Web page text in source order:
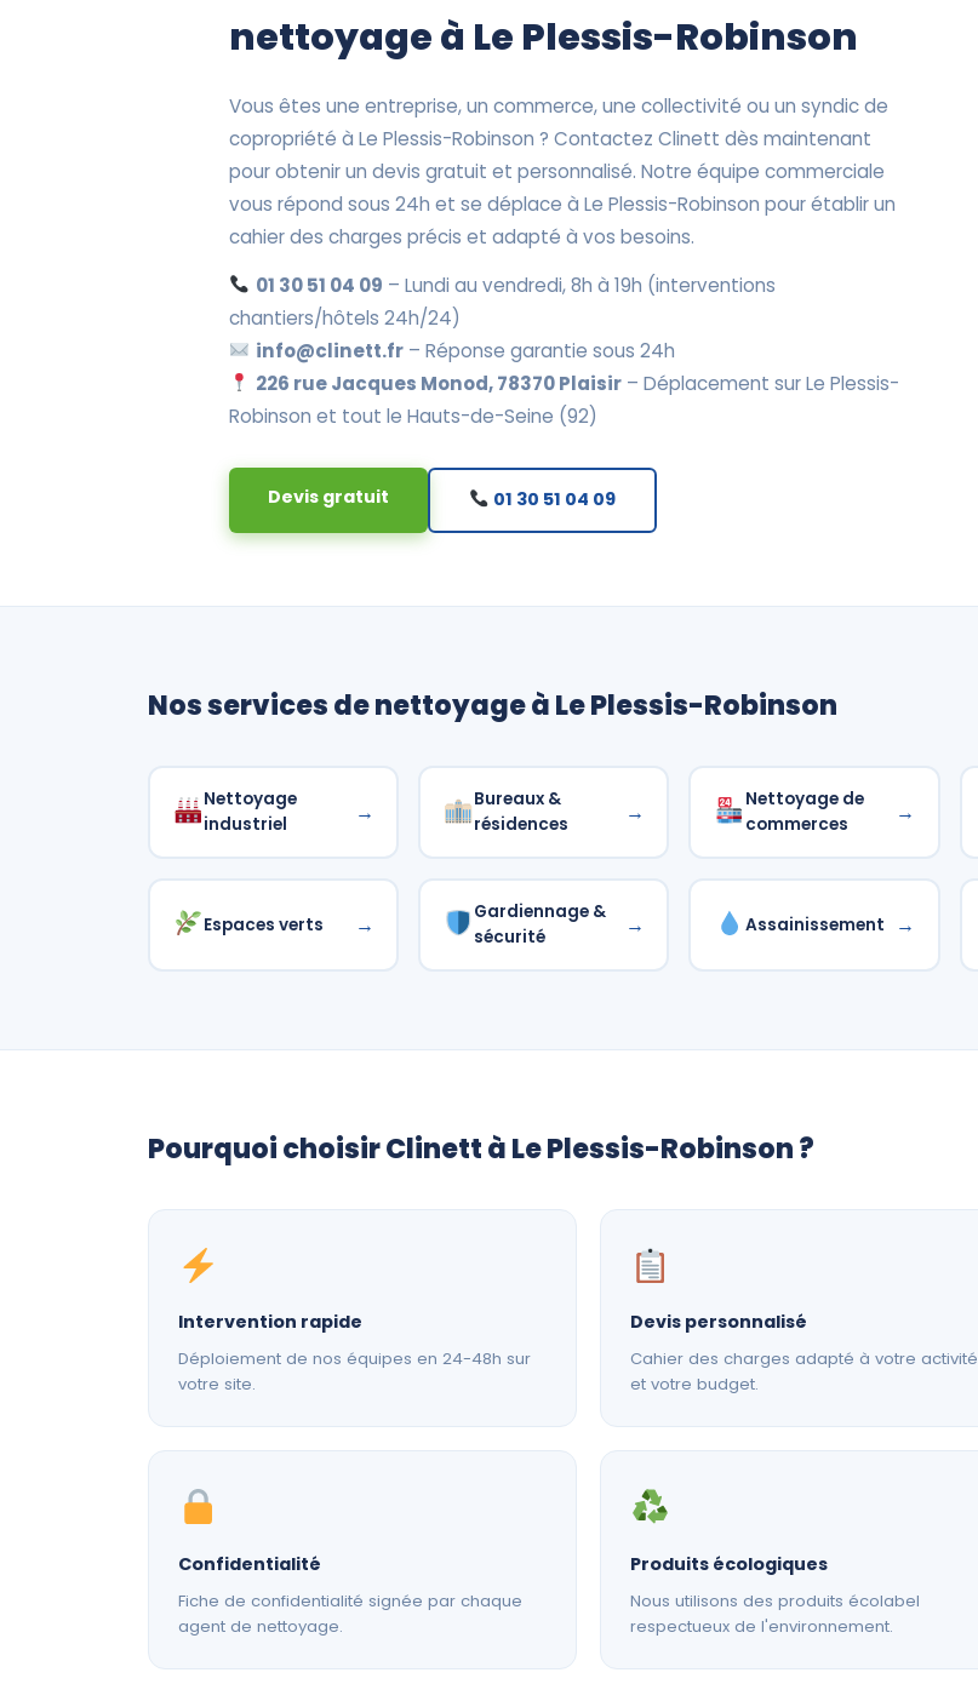
nettoyage à Le Plessis-Robinson
Vous êtes une entreprise, un commerce, une collectivité ou un syndic de
copropriété à Le Plessis-Robinson ? Contactez Clinett dès maintenant
pour obtenir un devis gratuit et personnalisé. Notre équipe commerciale
vous répond sous 24h et se déplace à Le Plessis-Robinson pour établir un
cahier des charges précis et adapté à vos besoins.
01 30 51 04 09 – Lundi au vendredi, 8h à 19h (interventions
chantiers/hôtels 24h/24)
info@clinett.fr– Réponse garantie sous 24h
226 rue Jacques Monod, 78370 Plaisir– Déplacement sur Le Plessis-
Robinson et tout le Hauts-de-Seine (92)
Devis gratuit 01 30 51 04 09
Nos services de nettoyage à Le Plessis-Robinson
Nettoyage
industriel
→
Bureaux &
résidences
→
Nettoyage de
commerces
→
Espaces verts →
Gardiennage &
sécurité
→ Assainissement →
Pourquoi choisir Clinett à Le Plessis-Robinson ?
Intervention rapide
Déploiement de nos équipes en 24-48h sur
votre site.
Devis personnalisé
Cahier des charges adapté à votre activité
et votre budget.
Confidentialité
Fiche de confidentialité signée par chaque
agent de nettoyage.
Produits écologiques
Nous utilisons des produits écolabel
respectueux de l'environnement.